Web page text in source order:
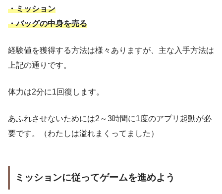
・ミッション
・バッグの中身を売る
経験値を獲得する方法は様々ありますが、主な入手方法は
上記の通りです。
体力は2分に1回復します。
あふれさせないためには2～3時間に1度のアプリ起動が必
要です。（わたしは溢れまくってました）
ミッションに従ってゲームを進めよう